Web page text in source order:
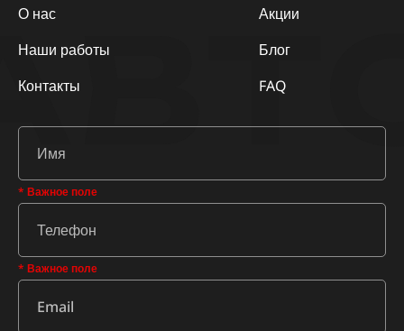
О нас
Наши работы
Контакты
Акции
Блог
FAQ
* Важное поле
* Важное поле